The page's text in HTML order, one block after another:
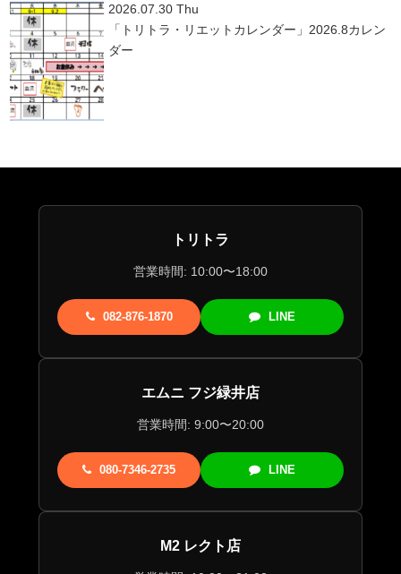
2026.07.30 Thu
「トリトラ・リエットカレンダー」2026.8カレン
ダー
トリトラ
営業時間: 10:00〜18:00
082-876-1870 LINE
エムニ フジ緑井店
営業時間: 9:00〜20:00
080-7346-2735 LINE
M2 レクト店